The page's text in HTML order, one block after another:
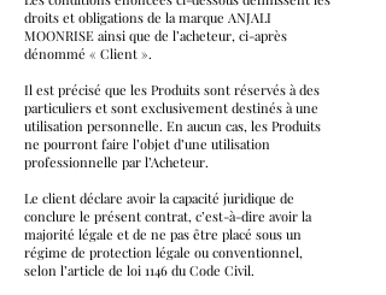
droits et obligations de la marque ANJALI
MOONRISE ainsi que de l’acheteur, ci-après
dénommé « Client ».
Il est précisé que les Produits sont réservés à des
particuliers et sont exclusivement destinés à une
utilisation personnelle. En aucun cas, les Produits
ne pourront faire l’objet d’une utilisation
professionnelle par l’Acheteur.
Le client déclare avoir la capacité juridique de
conclure le présent contrat, c’est-à-dire avoir la
majorité légale et de ne pas être placé sous un
régime de protection légale ou conventionnel,
selon l’article de loi 1146 du Code Civil.